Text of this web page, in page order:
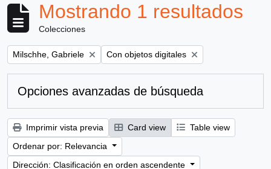
Mostrando 1 resultados
Colecciones
Remove filter:
Milschhe, Gabriele Remove filter:
Con objetos digitales
Opciones avanzadas de búsqueda
Imprimir vista previa Card view
Table view
Ordenar por: Relevancia
Dirección: Clasificación en orden ascendente